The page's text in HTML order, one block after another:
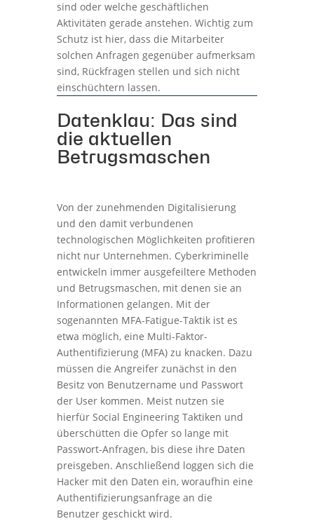
sind oder welche geschäftlichen
Aktivitäten gerade anstehen. Wichtig zum
Schutz ist hier, dass die Mitarbeiter
solchen Anfragen gegenüber aufmerksam
sind, Rückfragen stellen und sich nicht
einschüchtern lassen.
Datenklau: Das sind
die aktuellen
Betrugsmaschen
Von der zunehmenden Digitalisierung
und den damit verbundenen
technologischen Möglichkeiten profitieren
nicht nur Unternehmen. Cyberkriminelle
entwickeln immer ausgefeiltere Methoden
und Betrugsmaschen, mit denen sie an
Informationen gelangen. Mit der
sogenannten MFA-Fatigue-Taktik ist es
etwa möglich, eine Multi-Faktor-
Authentifizierung (MFA) zu knacken. Dazu
müssen die Angreifer zunächst in den
Besitz von Benutzername und Passwort
der User kommen. Meist nutzen sie
hierfür Social Engineering Taktiken und
überschütten die Opfer so lange mit
Passwort-Anfragen, bis diese ihre Daten
preisgeben. Anschließend loggen sich die
Hacker mit den Daten ein, woraufhin eine
Authentifizierungsanfrage an die
Benutzer geschickt wird.